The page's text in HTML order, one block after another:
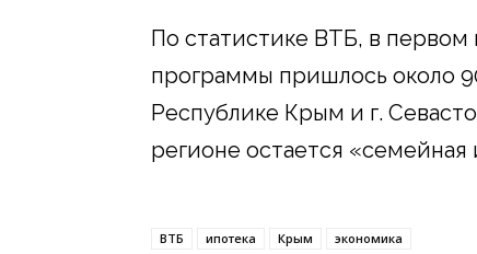
По статистике ВТБ, в первом
программы пришлось около
Республике Крым и г.
регионе остается «семейная
ВТБ ипотека Крым экономика